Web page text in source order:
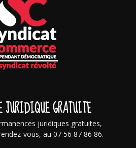
JURIDIQUE GRATUITE
juridiques gratuites,
vous, au 07 56 87 86 86.